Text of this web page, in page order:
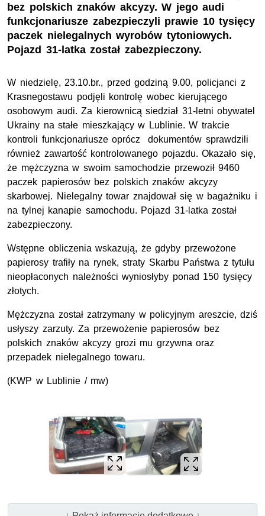
bez polskich znaków akcyzy. W jego audi
funkcjonariusze zabezpieczyli prawie 10 tysięcy
paczek nielegalnych wyrobów tytoniowych.
Pojazd 31-latka został zabezpieczony.
W niedzielę, 23.10.br., przed godziną 9.00, policjanci z
Krasnegostawu podjęli kontrolę wobec kierującego
osobowym audi. Za kierownicą siedział 31-letni obywatel
Ukrainy na stałe mieszkający w Lublinie. W trakcie
kontroli funkcjonariusze oprócz dokumentów sprawdzili
również zawartość kontrolowanego pojazdu. Okazało się,
że mężczyzna w swoim samochodzie przewoził 9460
paczek papierosów bez polskich znaków akcyzy
skarbowej. Nielegalny towar znajdował się w bagażniku i
na tylnej kanapie samochodu. Pojazd 31-latka został
zabezpieczony.
Wstępne obliczenia wskazują, że gdyby przewożone
papierosy trafiły na rynek, straty Skarbu Państwa z tytułu
nieopłaconych należności wyniosłyby ponad 150 tysięcy
złotych.
Mężczyzna został zatrzymany w policyjnym areszcie, dziś
usłyszy zarzuty. Za przewożenie papierosów bez
polskich znaków akcyzy grozi mu grzywna oraz
przepadek nielegalnego towaru.
(KWP w Lublinie / mw)